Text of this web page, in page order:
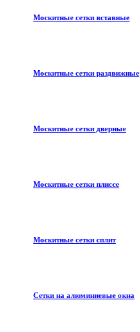
Москитные сетки вставные
Москитные сетки раздвижные
Москитные сетки дверные
Москитные сетки плиссе
Москитные сетки сплит
Сетки на алюминиевые окна